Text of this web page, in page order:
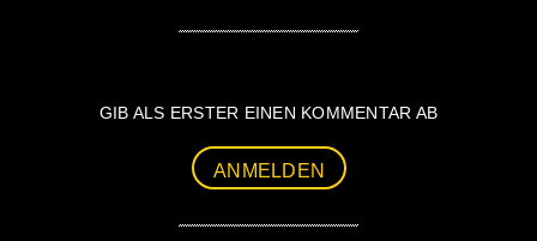
GIB ALS ERSTER EINEN KOMMENTAR AB
ANMELDEN